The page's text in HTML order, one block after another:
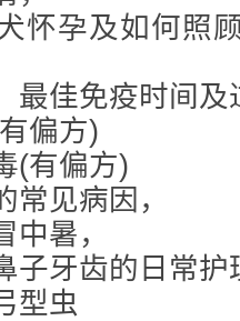
怀孕及如何照
最佳免疫时间及
偏方)
(有偏方)
常见病因，
暑，
子牙齿的日常护
型虫